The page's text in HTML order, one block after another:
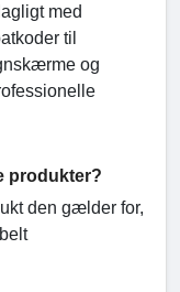
med
til
og
produkter?
den gælder for,